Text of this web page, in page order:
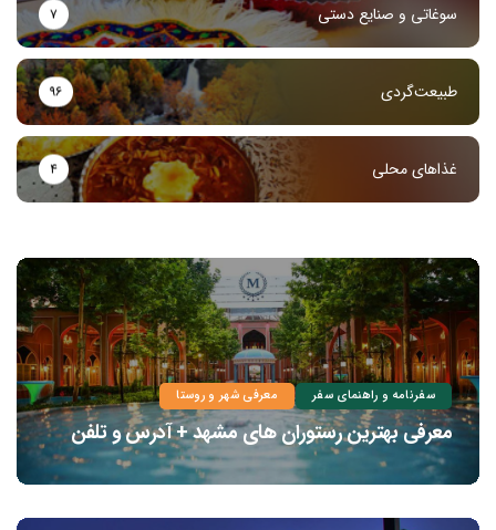
سوغاتی و صنایع دستی ۷
طبیعت‌گردی ۹۶
غذاهای محلی ۴
سفرنامه و راهنمای سفر معرفی شهر و روستا
معرفی بهترین رستوران های مشهد + آدرس و تلفن